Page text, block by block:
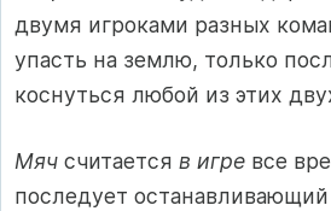
двумя игроками разных
упасть на землю, только
коснуться любой из этих
Мяч считается в игре все
последует